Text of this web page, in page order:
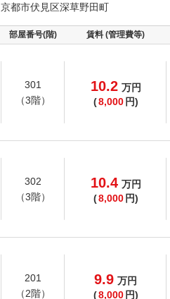
京都市伏見区深草野田町
部屋番号(階) 賃料 (管理費等)
301
（3階）
10.2 万円
(8,000 円)
302
（3階）
10.4 万円
(8,000 円)
201
（2階）
9.9 万円
(8,000 円)